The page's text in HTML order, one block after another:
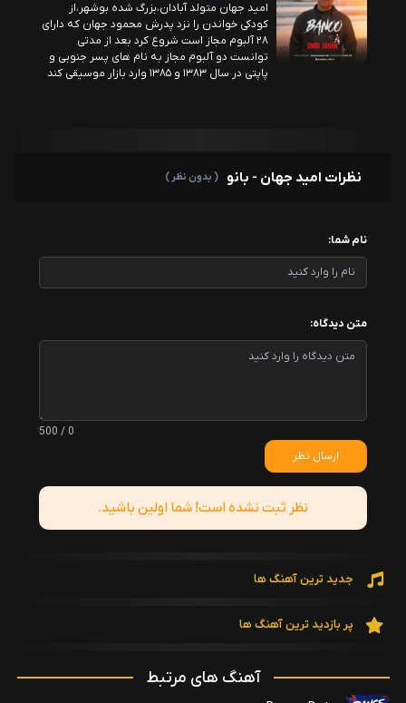
امید جهان متولد آبادان،بزرگ شده بوشهر،از
کودکی خواندن را نزد پدرش محمود جهان که دارای
۲۸ آلبوم مجاز است شروع کرد بعد از مدتی
توانست دو آلبوم مجاز به نام های پسر جنوبی و
پاپتی در سال ۱۳۸۳ و ۱۳۸۵ وارد بازار موسیقی کند
نظرات امید جهان - بانو ( بدون نظر )
نام شما:
متن دیدگاه:
0 / 500
ارسال نظر
نظر ثبت نشده است! شما اولین باشید.
جدید ترین آهنگ ها
پر بازدید ترین آهنگ ها
آهنگ های مرتبط